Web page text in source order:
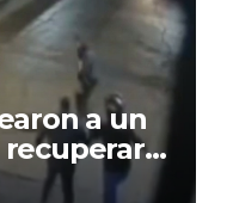
a un
en Berisso